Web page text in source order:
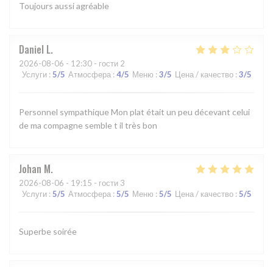
Toujours aussi agréable
Daniel L
2026-08-06 - 12:30 - гости 2
Услуги : 5/5 Атмосфера : 4/5 Меню : 3/5 Цена / качество : 3/5
Personnel sympathique Mon plat était un peu décevant celui
de ma compagne semble t il très bon
Johan M
2026-08-06 - 19:15 - гости 3
Услуги : 5/5 Атмосфера : 5/5 Меню : 5/5 Цена / качество : 5/5
Superbe soirée